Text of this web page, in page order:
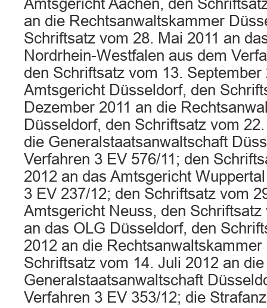
Amtsgericht Aachen, den
an die Rechtsanwaltskammer
Schriftsatz vom 28. Mai 2011 an
Nordrhein-Westfalen aus dem
den Schriftsatz vom 13. September
Amtsgericht Düsseldorf, den
Dezember 2011 an die
Düsseldorf, den Schriftsatz vom
die Generalstaatsanwaltschaft
Verfahren 3 EV 576/11; den
2012 an das Amtsgericht
3 EV 237/12; den Schriftsatz vom
Amtsgericht Neuss, den
an das OLG Düsseldorf, den
2012 an die
Schriftsatz vom 14. Juli 2012 an die
Generalstaatsanwaltschaft
Verfahren 3 EV 353/12; die